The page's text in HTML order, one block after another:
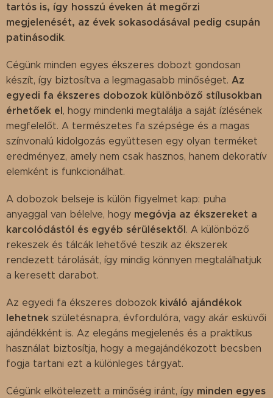
tartós is, így hosszú éveken át megőrzi
megjelenését, az évek sokasodásával pedig csupán
patinásodik.
Cégünk minden egyes ékszeres dobozt gondosan
készít, így biztosítva a legmagasabb minőséget. Az
egyedi fa ékszeres dobozok különböző stílusokban
érhetőek el, hogy mindenki megtalálja a saját ízlésének
megfelelőt. A természetes fa szépsége és a magas
színvonalú kidolgozás együttesen egy olyan terméket
eredményez, amely nem csak hasznos, hanem dekoratív
elemként is funkcionálhat.
A dobozok belseje is külön figyelmet kap: puha
anyaggal van bélelve, hogy megóvja az ékszereket a
karcolódástól és egyéb sérülésektől. A különböző
rekeszek és tálcák lehetővé teszik az ékszerek
rendezett tárolását, így mindig könnyen megtalálhatjuk
a keresett darabot.
Az egyedi fa ékszeres dobozok kiváló ajándékok
lehetnek születésnapra, évfordulóra, vagy akár esküvői
ajándékként is. Az elegáns megjelenés és a praktikus
használat biztosítja, hogy a megajándékozott becsben
fogja tartani ezt a különleges tárgyat.
Cégünk elkötelezett a minőség iránt, így minden egyes